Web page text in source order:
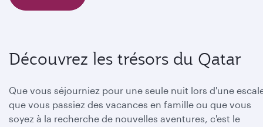
Découvrez les trésors du Qatar
Que vous séjourniez pour une seule nuit lors d'une
que vous passiez des vacances en famille ou que vous
soyez à la recherche de nouvelles aventures, c'est le